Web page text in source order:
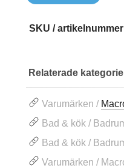
SKU /
Relaterade
Varumärken /
Bad & kök /
Bad & kök /
Varumärken /